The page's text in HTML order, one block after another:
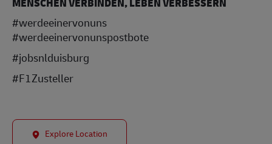
MENSCHEN VERBINDEN, LEBEN VERBESSERN
#werdeeinervonuns
#werdeeinervonunspostbote
#jobsnlduisburg
#F1Zusteller
Explore Location